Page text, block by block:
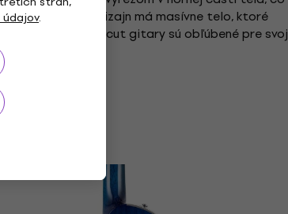
.
Tento dizajn má masívne telo, ktoré
bohatý tón. Singlecut gitary sú obľúbené pre svoj
hre.